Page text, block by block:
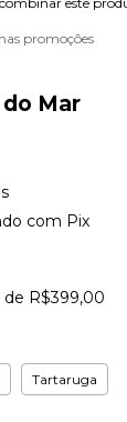
promoções
Mar
com Pix
de R$399,00
Tartaruga